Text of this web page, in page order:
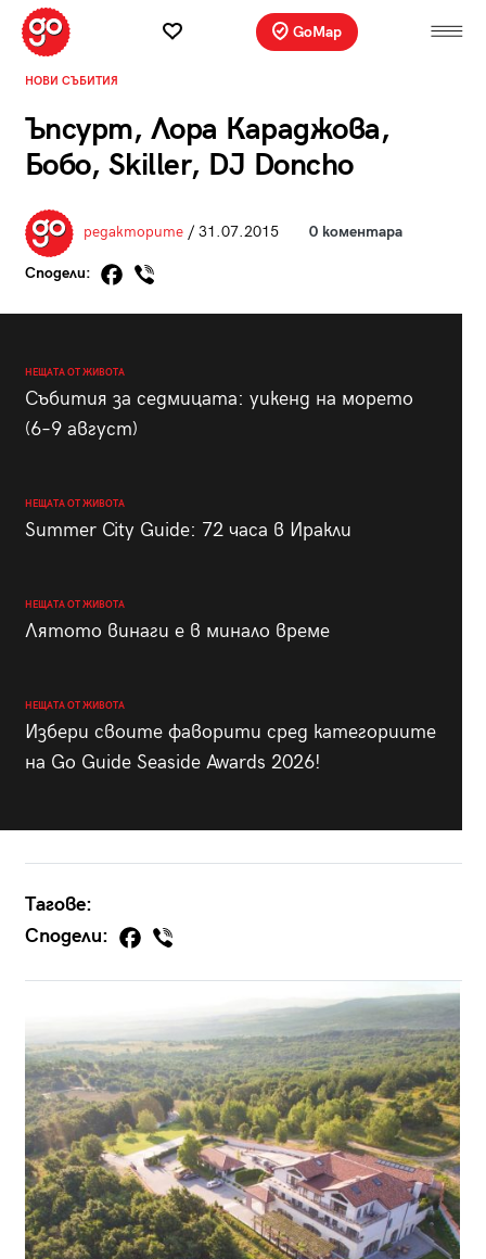
GoMap
НОВИ СЪБИТИЯ
Ъпсурт, Лора Караджова,
Бобо, Skiller, DJ Doncho
редакторите/ 31.07.2015 0 коментара
Сподели:
НЕЩАТА ОТ ЖИВОТА
Събития за седмицата: уикенд на морето
(6–9 август)
НЕЩАТА ОТ ЖИВОТА
Summer City Guide: 72 часа в Иракли
НЕЩАТА ОТ ЖИВОТА
Лятото винаги е в минало време
НЕЩАТА ОТ ЖИВОТА
Избери своите фаворити сред категориите
на Go Guide Seaside Awards 2026!
Тагове:
Сподели: